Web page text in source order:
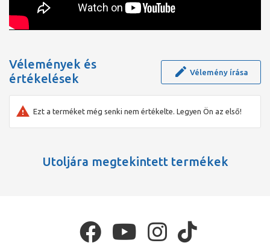
Vélemények és
értékelések
Vélemény írása
Ezt a terméket még senki nem értékelte. Legyen Ön az első!
Utoljára megtekintett termékek